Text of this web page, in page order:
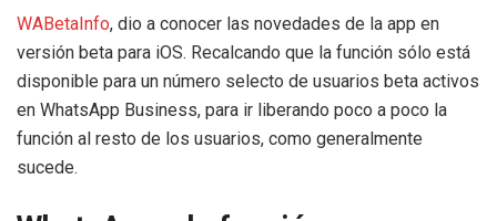
WABetaInfo, dio a conocer las novedades de la app en
versión beta para iOS. Recalcando que la función sólo está
disponible para un número selecto de usuarios beta activos
en WhatsApp Business, para ir liberando poco a poco la
función al resto de los usuarios, como generalmente
sucede.